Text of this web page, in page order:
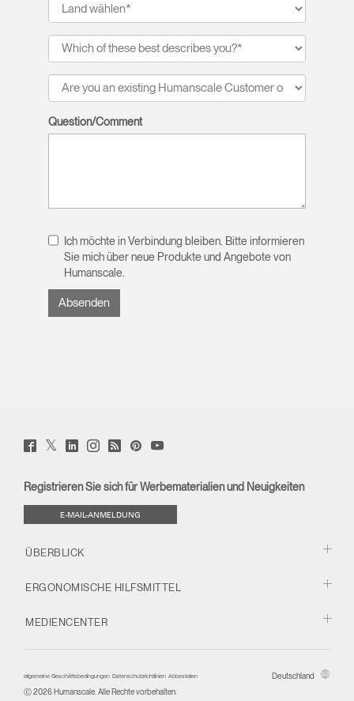
Question/Comment
Ich möchte in Verbindung bleiben. Bitte informieren
Sie mich über neue Produkte und Angebote von
Humanscale.
Facebook
(opens
Twitter
(opens
LinkedIn
(opens
Instagram
(opens
Humanscale
Blog
window)
PinterstYouTube
Registrieren Sie sich für Werbematerialien und Neuigkeiten
E-MAIL-ANMELDUNG
ÜBERBLICK
ERGONOMISCHE HILFSMITTEL
MEDIENCENTER
allgemeine Geschäftsbedingungen Datenschutzrichtlinien Abbestellen
Deutschland
Ⓒ 2026 Humanscale. Alle Rechte vorbehalten.